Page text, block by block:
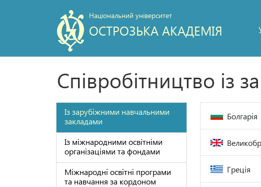
Національний університет
ОСТРОЗЬКА АКАДЕМІЯ
Співробітництво із
Із зарубіжними навчальними
закладами
Із міжнародними освітніми
організаціями та фондами
Міжнародні освітні програми
та навчання за кордоном
Болгарія
Греція